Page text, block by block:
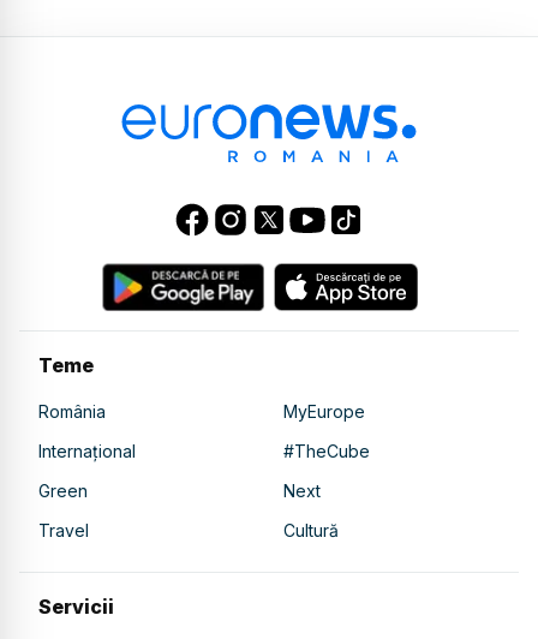
Teme
România
MyEurope
Internațional
#TheCube
Green
Next
Travel
Cultură
Servicii